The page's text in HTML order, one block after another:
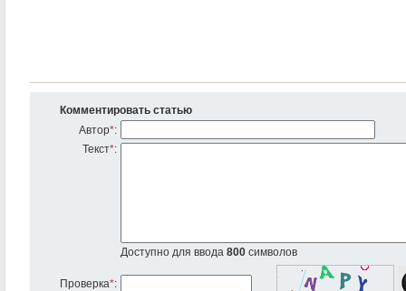
Комментировать статью
Автор*:
Текст*:
Доступно для ввода 800 символов
Проверка*: